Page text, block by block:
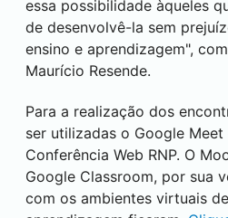
essa possibilidade àqueles
de desenvolvê-la sem
ensino e aprendizagem",
Maurício Resende.
Para a realização dos
ser utilizadas o Google
Conferência Web RNP. O
Google Classroom, por sua
com os ambientes virtuais